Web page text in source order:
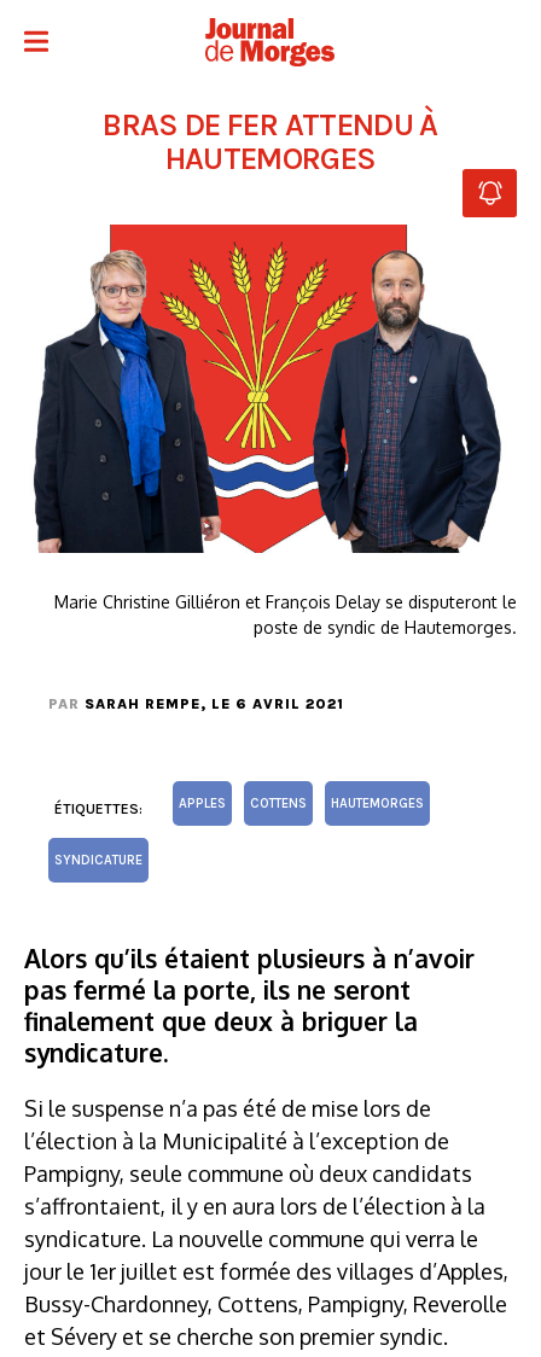
BRAS DE FER ATTENDU À
HAUTEMORGES
Marie Christine Gilliéron et François Delay se disputeront le
poste de syndic de Hautemorges.
PAR SARAH REMPE, LE 6 AVRIL 2021
ÉTIQUETTES: APPLES COTTENS HAUTEMORGES
SYNDICATURE
Alors qu’ils étaient plusieurs à n’avoir
pas fermé la porte, ils ne seront
finalement que deux à briguer la
syndicature.
Si le suspense n’a pas été de mise lors de
l’élection à la Municipalité à l’exception de
Pampigny, seule commune où deux candidats
s’affrontaient, il y en aura lors de l’élection à la
syndicature. La nouvelle commune qui verra le
jour le 1er juillet est formée des villages d’Apples,
Bussy-Chardonney, Cottens, Pampigny, Reverolle
et Sévery et se cherche son premier syndic.